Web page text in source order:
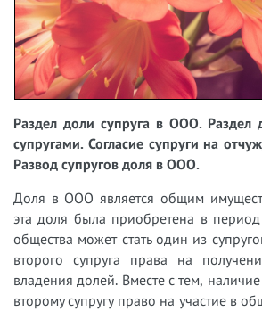
Раздел доли супруга в ООО.
супругами. Согласие супруги на
Развод супругов доля в ООО.
Доля в ООО является общим
эта доля была приобретена в
общества может стать один из
второго супруга права на
владения долей. Вместе с тем,
второму супругу право на участие в